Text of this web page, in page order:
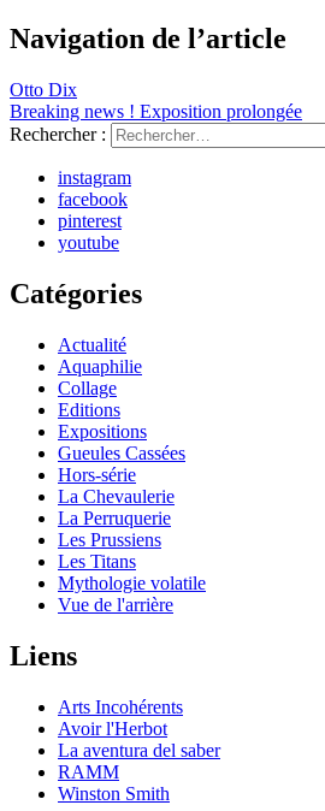
Navigation de l’article
Otto Dix
Breaking news ! Exposition prolongée
Rechercher :
instagram
facebook
pinterest
youtube
Catégories
Actualité
Aquaphilie
Collage
Editions
Expositions
Gueules Cassées
Hors-série
La Chevaulerie
La Perruquerie
Les Prussiens
Les Titans
Mythologie volatile
Vue de l'arrière
Liens
Arts Incohérents
Avoir l'Herbot
La aventura del saber
RAMM
Winston Smith